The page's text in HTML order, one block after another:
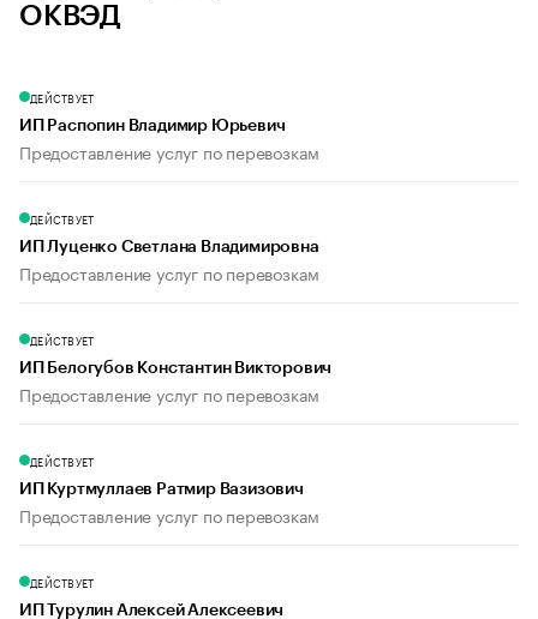
ОКВЭД
ДЕЙСТВУЕТ
ИП Распопин Владимир Юрьевич
Предоставление услуг по перевозкам
ДЕЙСТВУЕТ
ИП Луценко Светлана Владимировна
Предоставление услуг по перевозкам
ДЕЙСТВУЕТ
ИП Белогубов Константин Викторович
Предоставление услуг по перевозкам
ДЕЙСТВУЕТ
ИП Куртмуллаев Ратмир Вазизович
Предоставление услуг по перевозкам
ДЕЙСТВУЕТ
ИП Турулин Алексей Алексеевич